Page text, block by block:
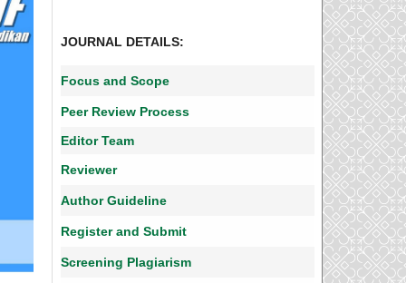
JOURNAL DETAILS:
Focus and Scope
Peer Review Process
Editor Team
Reviewer
Author Guideline
Register and Submit
Screening Plagiarism